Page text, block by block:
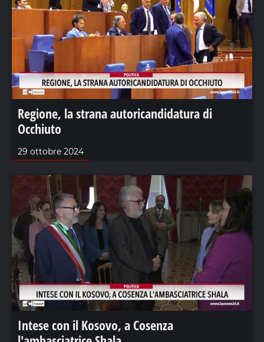
Regione, la strana autoricandidatura di
Occhiuto
29 ottobre 2024
Intese con il Kosovo, a Cosenza